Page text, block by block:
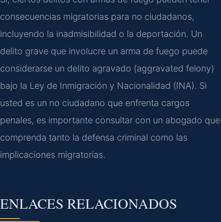
consecuencias migratorias para no ciudadanos,
incluyendo la inadmisibilidad o la deportación. Un
delito grave que involucre un arma de fuego puede
considerarse un delito agravado (aggravated felony)
bajo la Ley de Inmigración y Nacionalidad (INA). Si
usted es un no ciudadano que enfrenta cargos
penales, es importante consultar con un abogado que
comprenda tanto la defensa criminal como las
implicaciones migratorias.
ENLACES RELACIONADOS